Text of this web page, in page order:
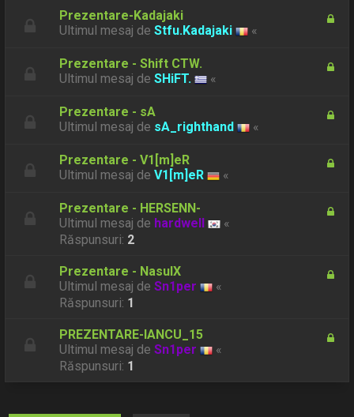
Prezentare-Kadajaki
Ultimul mesaj deStfu.Kadajaki «
Prezentare - Shift CTW.
Ultimul mesaj deSHiFT. «
Prezentare - sA
Ultimul mesaj de sA_righthand «
Prezentare - V1[m]eR
Ultimul mesaj deV1[m]eR «
Prezentare - HERSENN-
Ultimul mesaj de hardwell
«
Răspunsuri: 2
Prezentare - NasulX
Ultimul mesaj deSn1per
«
Răspunsuri: 1
PREZENTARE-IANCU_15
Ultimul mesaj deSn1per
«
Răspunsuri: 1